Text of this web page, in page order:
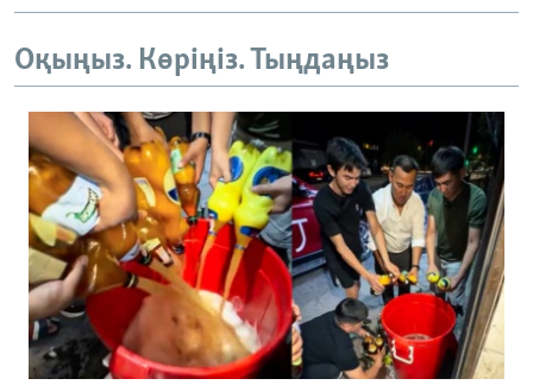
Оқыңыз. Көріңіз. Тыңдаңыз